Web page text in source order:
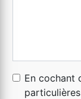
En cochant